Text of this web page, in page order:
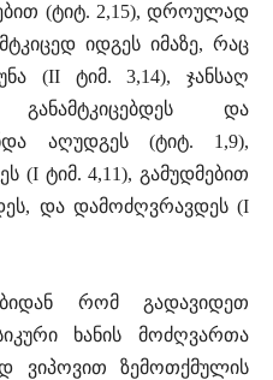
(ტიტ. 2,15), დროულად
იდგეს იმაზე, რაც
(II ტიმ. 3,14), ჯანსაღ
და
აღუდგეს (ტიტ. 1,9),
(I ტიმ. 4,11), გამუდმებით
და დამოძღვრავდეს (I
რომ გადავიდეთ
ხანის მოძღვართა
ვიპოვით ზემოთქმულის